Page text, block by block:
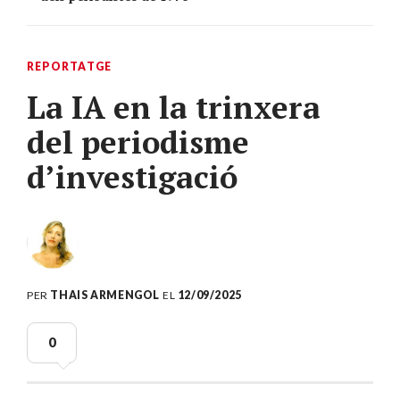
REPORTATGE
La IA en la trinxera
del periodisme
d’investigació
PER THAIS ARMENGOL EL 12/09/2025
0